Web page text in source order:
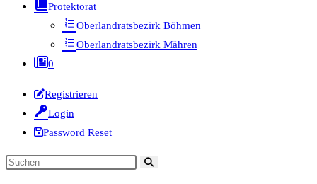
Protektorat
Oberlandratsbezirk Böhmen
Oberlandratsbezirk Mähren
0
Registrieren
Login
Password Reset
Diese